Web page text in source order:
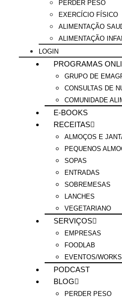
PERDER PESO
EXERCÍCIO FÍSICO
ALIMENTAÇÃO
ALIMENTAÇÃO
LOGIN
PROGRAMAS
GRUPO DE
CONSULTAS DE
COMUNIDADE
E-BOOKS
RECEITAS
ALMOÇOS E
PEQUENOS
SOPAS
ENTRADAS
SOBREMESAS
LANCHES
VEGETARIANO
SERVIÇOS
EMPRESAS
FOODLAB
EVENTOS/
PODCAST
BLOG
PERDER PESO